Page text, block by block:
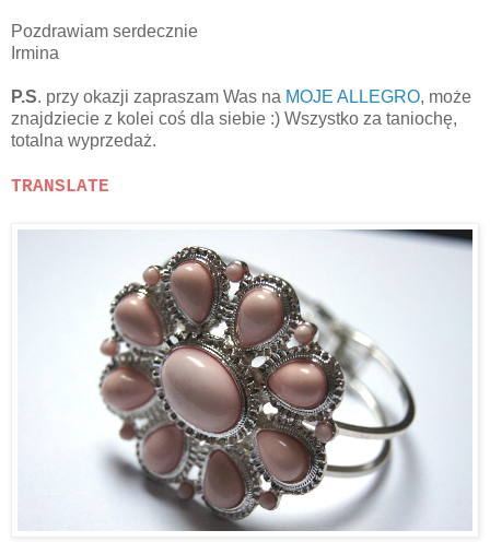
Pozdrawiam serdecznie
Irmina
P.S. przy okazji zapraszam Was na MOJE ALLEGRO, może
znajdziecie z kolei coś dla siebie :) Wszystko za taniochę,
totalna wyprzedaż.
TRANSLATE